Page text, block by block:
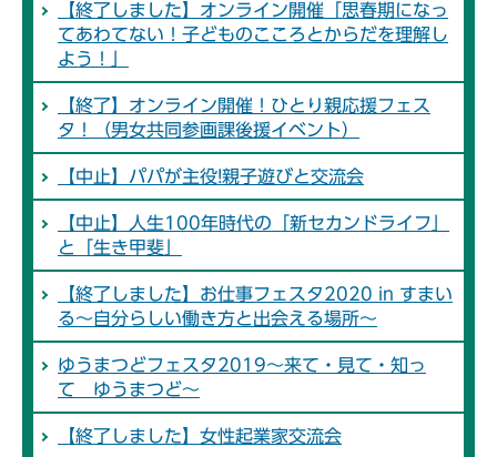
【終了しました】オンライン開催「思春期になっ
てあわてない！子どものこころとからだを理解し
よう！」
【終了】オンライン開催！ひとり親応援フェス
タ！（男女共同参画課後援イベント）
【中止】パパが主役!親子遊びと交流会
【中止】人生100年時代の「新セカンドライフ」
と「生き甲斐」
【終了しました】お仕事フェスタ2020 in すまい
る～自分らしい働き方と出会える場所～
ゆうまつどフェスタ2019～来て・見て・知っ
て ゆうまつど～
【終了しました】女性起業家交流会